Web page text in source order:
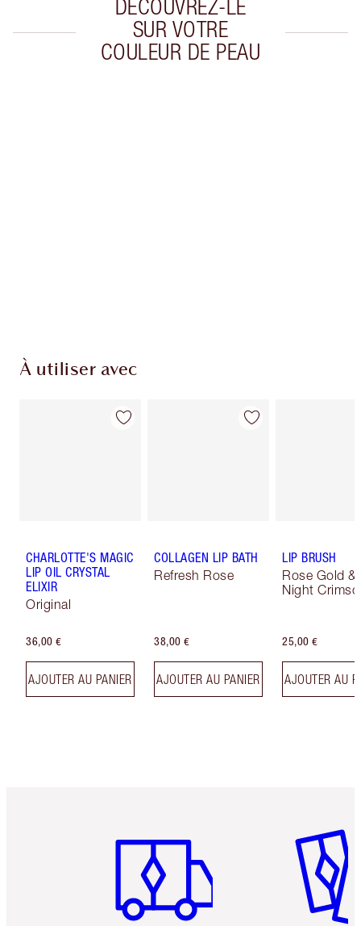
DÉCOUVREZ-LE
SUR VOTRE
COULEUR DE PEAU
À utiliser avec
CHARLOTTE'S MAGIC
LIP OIL CRYSTAL
ELIXIR
Original
36,00 €
AJOUTER AU PANIER
COLLAGEN LIP BATH
Refresh Rose
38,00 €
AJOUTER AU PANIER
LIP BRUSH
Rose Gold &
Night
25,00 €
AJOUTER AU